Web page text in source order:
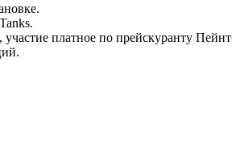
платное по прейскуранту